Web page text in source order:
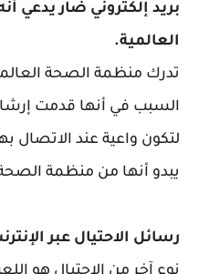
بريد إلكتروني ضار يدعي
العالمية.
تدرك منظمة الصحة
السبب في أنها قدمت
لتكون واعية عند
يبدو أنها من منظمة الصحة
رسائل الاحتيال عبر